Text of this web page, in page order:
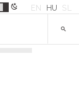
EN HU SL